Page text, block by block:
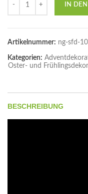
IN
Artikelnummer: ng-sfd-
Kategorien:
Oster- und
BESCHREIBUNG